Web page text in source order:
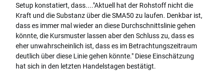
Setup konstatiert, dass...."Aktuell hat der Rohstoff nicht die
Kraft und die Substanz über die SMA50 zu laufen. Denkbar ist,
dass es immer mal wieder an diese Durchschnittslinie gehen
könnte, die Kursmuster lassen aber den Schluss zu, dass es
eher unwahrscheinlich ist, dass es im Betrachtungszeitraum
deutlich über diese Linie gehen könnte." Diese Einschätzung
hat sich in den letzten Handelstagen bestätigt.